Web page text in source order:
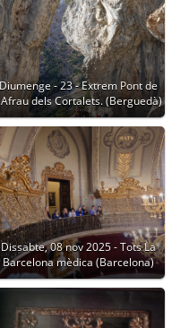
Diumenge - 23 - Extrem Pont de
dels Cortalets. (Berguedà)
Dissabte, 08 nov 2025 - Tots La
Barcelona mèdica (Barcelona)